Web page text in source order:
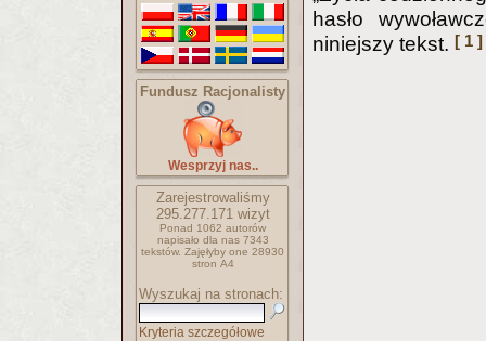
Fundusz Racjonalisty
Wesprzyj nas..
Zarejestrowaliśmy
295.277.171wizyt
Ponad 1062 autorów
napisało dla nas 7343
tekstów. Zajęłyby one 28930
stron A4
Wyszukaj na stronach:
Kryteria szczegółowe
hasło
niniejszy tekst. [ 1 ]